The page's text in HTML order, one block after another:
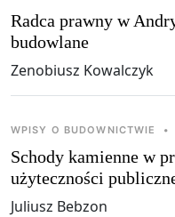
Radca prawny w
budowlane
Zenobiusz Kowalczyk
WPISY O BUDOWNICTWIE •
Schody kamienne w
użyteczności
Juliusz Bebzon